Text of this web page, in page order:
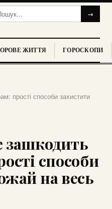
→
ЖИТТЯ ГОРОСКОПИ
прості способи захистити
зашкодить
способи
на весь